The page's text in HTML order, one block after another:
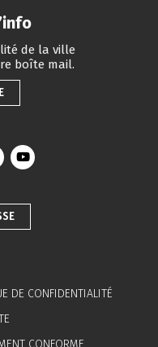
de la ville
boîte mail.
Facebook
le compte Instagram
vers le compte Linkedin
Lien vers la chaîne
DE CONFIDENTIALITÉ
CONFORME